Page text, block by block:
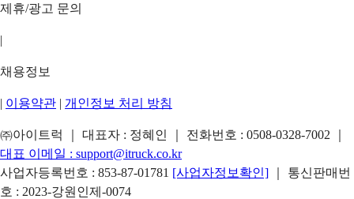
제휴/광고 문의
|
채용정보
| 이용약관 | 개인정보 처리 방침
㈜아이트럭 ｜ 대표자 : 정혜인 ｜ 전화번호 : 0508-0328-7002
대표 이메일 : support@itruck.co.kr
사업자등록번호 : 853-87-01781 [사업자정보확인]
｜ 통신판매번
호 : 2023-강원인제-0074